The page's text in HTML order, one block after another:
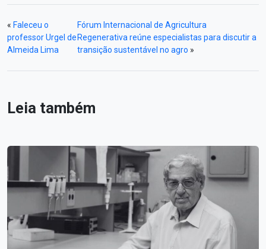
« Faleceu o
professor Urgel de
Almeida Lima
Fórum Internacional de Agricultura
Regenerativa reúne especialistas para discutir a
transição sustentável no agro »
Leia também